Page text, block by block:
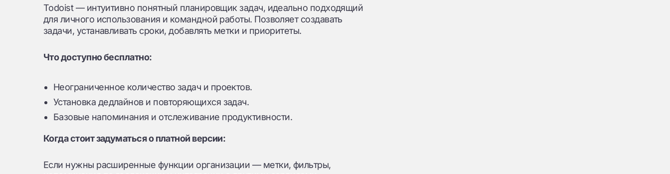
Todoist — интуитивно понятный планировщик задач, идеально подходящий
для личного использования и командной работы. Позволяет создавать
задачи, устанавливать сроки, добавлять метки и приоритеты.
Что доступно бесплатно:
Неограниченное количество задач и проектов.
Установка дедлайнов и повторяющихся задач.
Базовые напоминания и отслеживание продуктивности.
Когда стоит задуматься о платной версии:
Если нужны расширенные функции организации — метки, фильтры,